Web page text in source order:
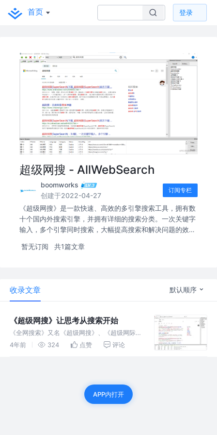
首页 登录
超级网搜 - AllWebSearch
boomworks
创建于2022-04-27
订阅专栏
《超级网搜》是一款快速、高效的多引擎搜索工具，拥有数
十个国内外搜索引擎，并拥有详细的搜索分类。一次关键字
输入，多个引擎同时搜索，大幅提高搜索和解决问题的效
暂无订阅 共1篇文章
收录文章 默认顺序
《超级网搜》让思考从搜索开始
《全网搜索》又名《超级网搜》、《超级网际搜
索》是一款快速、高效的多引擎搜索工具，拥有
4年前 324 点赞 评论
APP内打开